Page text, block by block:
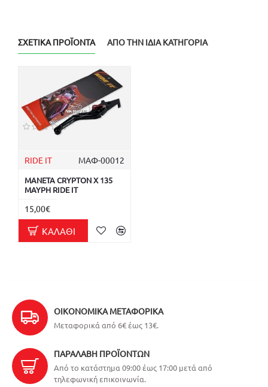
ΣΧΕΤΙΚΆ ΠΡΟΪΌΝΤΑ ΑΠΌ ΤΗΝ ΊΔΙΑ ΚΑΤΗΓΟΡΊΑ
RIDE IT ΜΑΦ-00012
ΜΑΝΕΤΑ CRYPTON X 135
ΜΑΥΡΗ RIDE IT
15,00€
ΚΑΛΆΘΙ
ΟΙΚΟΝΟΜΙΚΆ ΜΕΤΑΦΟΡΙΚΆ
Μεταφορικά από 6€ έως 13€.
ΠΑΡΑΛΑΒΉ ΠΡΟΪΌΝΤΩΝ
Από το κατάστημα 09:00 έως 17:00 μετά από
τηλεφωνική επικοινωνία.